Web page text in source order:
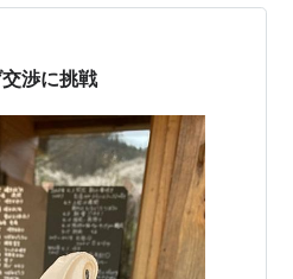
ールしてるので、きちんと伝
んで、電話の内容…
渉に挑戦